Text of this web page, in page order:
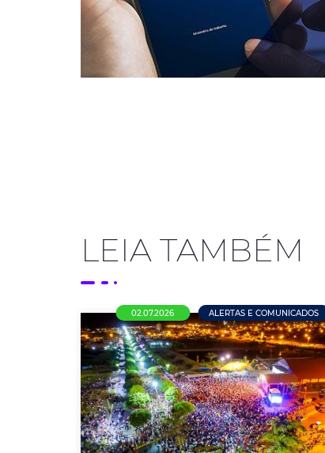
LEIA TAMBÉM
02.07.2026 ALERTAS E COMUNICADOS
Pesquisa da ACENM/CDL aponta
que maioria dos empresários
pretende manter as empresas
fechadas no feriado municipal de
4 de julho